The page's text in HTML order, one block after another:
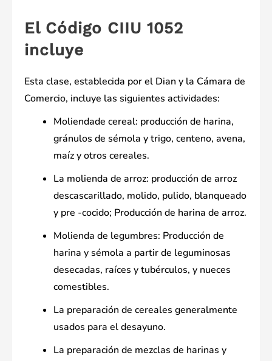
El Código CIIU 1052
incluye
Esta clase, establecida por el Dian y la Cámara de
Comercio, incluye las siguientes actividades:
Moliendade cereal: producción de harina,
gránulos de sémola y trigo, centeno, avena,
maíz y otros cereales.
La molienda de arroz: producción de arroz
descascarillado, molido, pulido, blanqueado
y pre -cocido; Producción de harina de arroz.
Molienda de legumbres: Producción de
harina y sémola a partir de leguminosas
desecadas, raíces y tubérculos, y nueces
comestibles.
La preparación de cereales generalmente
usados para el desayuno.
La preparación de mezclas de harinas y